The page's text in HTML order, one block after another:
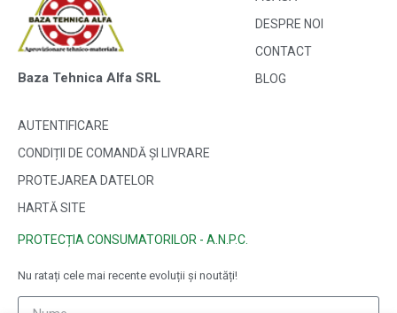
Baza Tehnica Alfa SRL
DESPRE NOI
CONTACT
BLOG
AUTENTIFICARE
CONDIȚII DE COMANDĂ ȘI LIVRARE
PROTEJAREA DATELOR
HARTĂ SITE
PROTECȚIA CONSUMATORILOR - A.N.P.C.
Nu ratați cele mai recente evoluții și noutăți!